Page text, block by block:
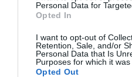
Personal Data for
Opted In
I want to opt-out of
Retention, Sale, and/or
Personal Data that Is
Purposes for which it was
Opted Out